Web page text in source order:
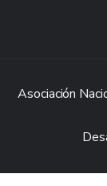
Asociación